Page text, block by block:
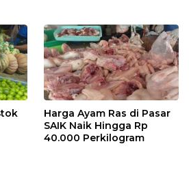
Harga Ayam Ras di Pasar
SAIK Naik Hingga Rp
40.000 Perkilogram